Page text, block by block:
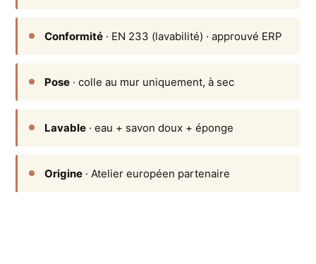
Conformité · EN 233 (lavabilité) · approuvé ERP
Pose · colle au mur uniquement, à sec
Lavable · eau + savon doux + éponge
Origine · Atelier européen partenaire